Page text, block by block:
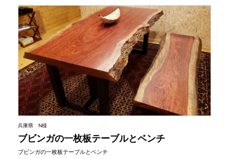
兵庫県 N様
ブビンガの一枚板テーブルとベンチ
ブビンガの一枚板テーブルとベンチ